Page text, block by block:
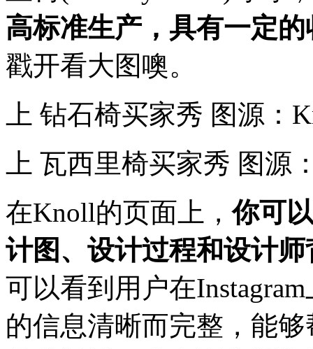
高标准生产，具有一定
戳开看大图噢。
上 钻石椅买家秀 图源：
上 瓦西里椅买家秀 图源
在Knoll的页面上，你可
计图、设计过程和设计师
可以看到用户在
的信息清晰而完整，能